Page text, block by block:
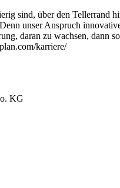
sind, über den Tellerrand
unser Anspruch
daran zu wachsen, dann
karriere/
KG